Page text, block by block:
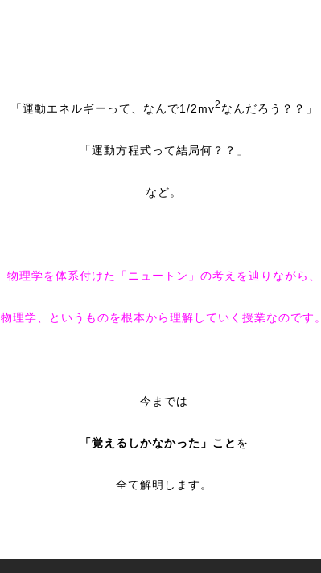
「運動エネルギーって、なんで1/2mv2 なんだろう？？」
「運動方程式って結局何？？」
など。
物理学を体系付けた「ニュートン」の考えを辿りながら、
物理学、というものを根本から理解していく授業なのです。
今までは
「覚えるしかなかった」こと を
全て解明します。